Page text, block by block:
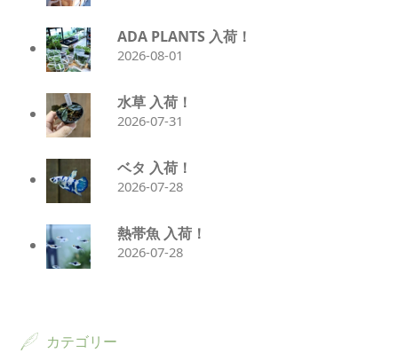
ADA PLANTS 入荷！
2026-08-01
水草 入荷！
2026-07-31
ベタ 入荷！
2026-07-28
熱帯魚 入荷！
2026-07-28
カテゴリー